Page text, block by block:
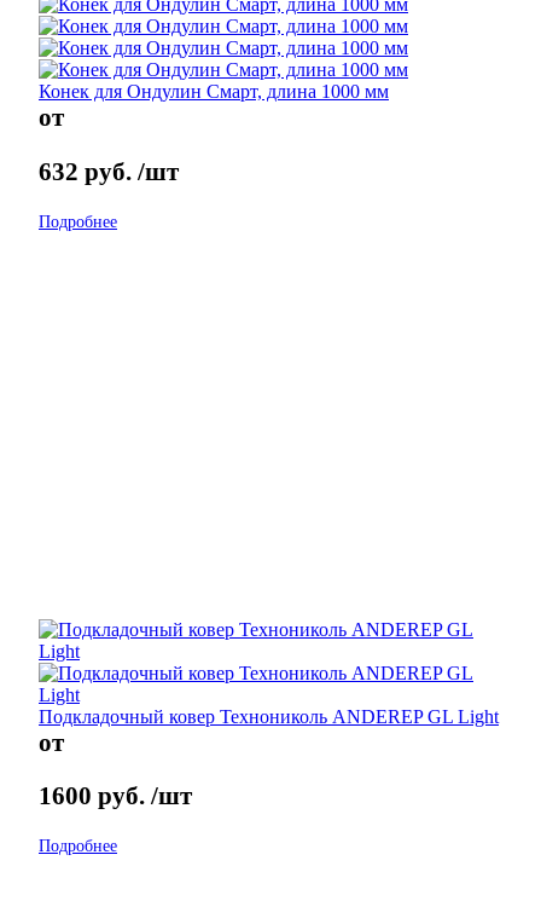
Конек для Ондулин Смарт, длина 1000 мм
от
632 руб. /шт
Подробнее
Подкладочный ковер Технониколь ANDEREP GL Light
от
1600 руб. /шт
Подробнее